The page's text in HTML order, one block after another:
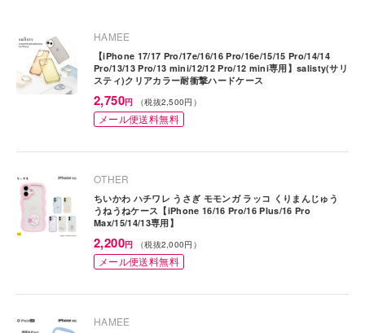
HAMEE
【iPhone 17/17 Pro/17e/16/16 Pro/16e/15/15 Pro/14/14
Pro/13/13 Pro/13 mini/12/12 Pro/12 mini専用】salisty(サリ
スティ)クリアカラー耐衝撃ハードケース
特
価
2,750円 （税抜2,500円）
メール便送料無料
OTHER
ちいかわ ハチワレ うさぎ モモンガ ラッコ くりまんじゅう
うねうねケース【iPhone 16/16 Pro/16 Plus/16 Pro
Max/15/14/13専用】
特
価
2,200円 （税抜2,000円）
メール便送料無料
HAMEE